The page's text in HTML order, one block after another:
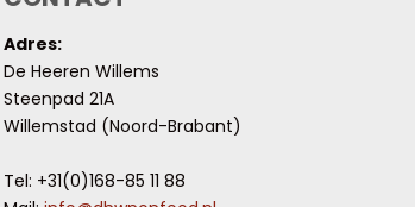
Adres:
De Heeren Willems
Steenpad 21A
Willemstad (Noord-Brabant)
Tel: +31(0)168-85 11 88